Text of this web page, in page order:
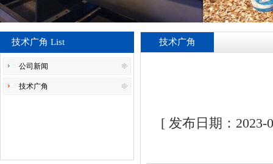
技术广角 List
公司新闻
技术广角
技术广角
[ 发布日期：2023-